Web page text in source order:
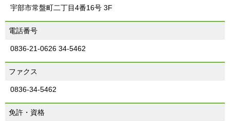
宇部市常盤町二丁目4番16号 3F
電話番号
0836-21-0626 34-5462
ファクス
0836-34-5462
免許・資格